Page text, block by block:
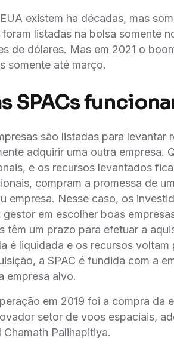
existem ha décadas, mas
foram listadas na bolsa somente
de dólares. Mas em 2021 o
somente até março.
SPACs
são listadas para
adquirir uma outra empresa.
e os recursos levantados
compram a promessa de
empresa. Nesse caso, os
em escolher boas
têm um prazo para efetuar a
é liquidada e os recursos
a SPAC é fundida com a
empresa alvo.
em 2019 foi a compra da
setor de voos espaciais,
Palihapitiya.